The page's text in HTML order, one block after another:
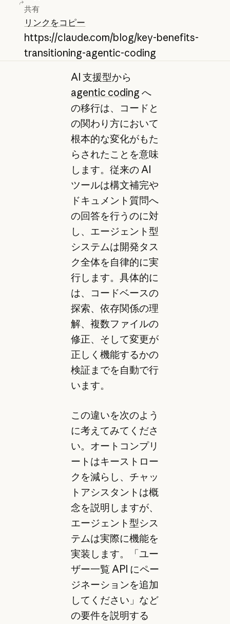
共有
リンクをコピー
https://claude.com/blog/key-benefits-
transitioning-agentic-coding
AI 支援型から
agentic coding へ
の移行は、コードと
の関わり方において
根本的な変化がもた
らされたことを意味
します。従来の AI
ツールは構文補完や
ドキュメント質問へ
の回答を行うのに対
し、エージェント型
システムは開発タス
ク全体を自律的に実
行します。具体的に
は、コードベースの
探索、依存関係の理
解、複数ファイルの
修正、そして変更が
正しく機能するかの
検証までを自動で行
います。
この違いを次のよう
に考えてみてくださ
い。オートコンプリ
ートはキーストロー
クを減らし、チャッ
トアシスタントは概
念を説明しますが、
エージェント型シス
テムは実際に機能を
実装します。「ユー
ザー一覧 API にペー
ジネーションを追加
してください」など
の要件を説明する